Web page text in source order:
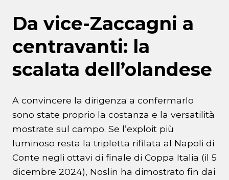
Da vice-Zaccagni a
centravanti: la
scalata dell’olandese
A convincere la dirigenza a confermarlo
sono state proprio la costanza e la versatilità
mostrate sul campo. Se l’exploit più
luminoso resta la tripletta rifilata al Napoli di
Conte negli ottavi di finale di Coppa Italia (il 5
dicembre 2024), Noslin ha dimostrato fin dai